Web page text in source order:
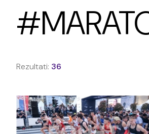
Rezultati: 36